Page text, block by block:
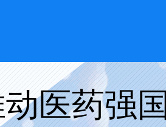
医药强